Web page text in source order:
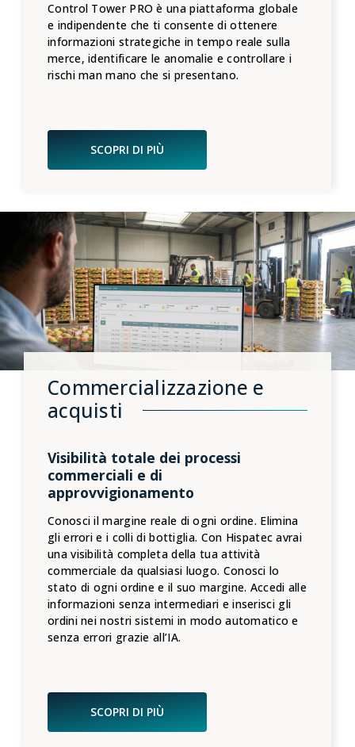
Control Tower PRO è una piattaforma globale
e indipendente che ti consente di ottenere
informazioni strategiche in tempo reale sulla
merce, identificare le anomalie e controllare i
rischi man mano che si presentano.
SCOPRI DI PIÙ
Commercializzazione e
acquisti
Visibilità totale dei processi
commerciali e di
approvvigionamento
Conosci il margine reale di ogni ordine. Elimina
gli errori e i colli di bottiglia. Con Hispatec avrai
una visibilità completa della tua attività
commerciale da qualsiasi luogo. Conosci lo
stato di ogni ordine e il suo margine. Accedi alle
informazioni senza intermediari e inserisci gli
ordini nei nostri sistemi in modo automatico e
senza errori grazie all’IA.
SCOPRI DI PIÙ